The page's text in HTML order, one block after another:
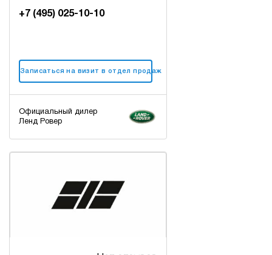
+7 (495) 025-10-10
Записаться на визит в отдел продаж
Официальный дилер
Ленд Ровер